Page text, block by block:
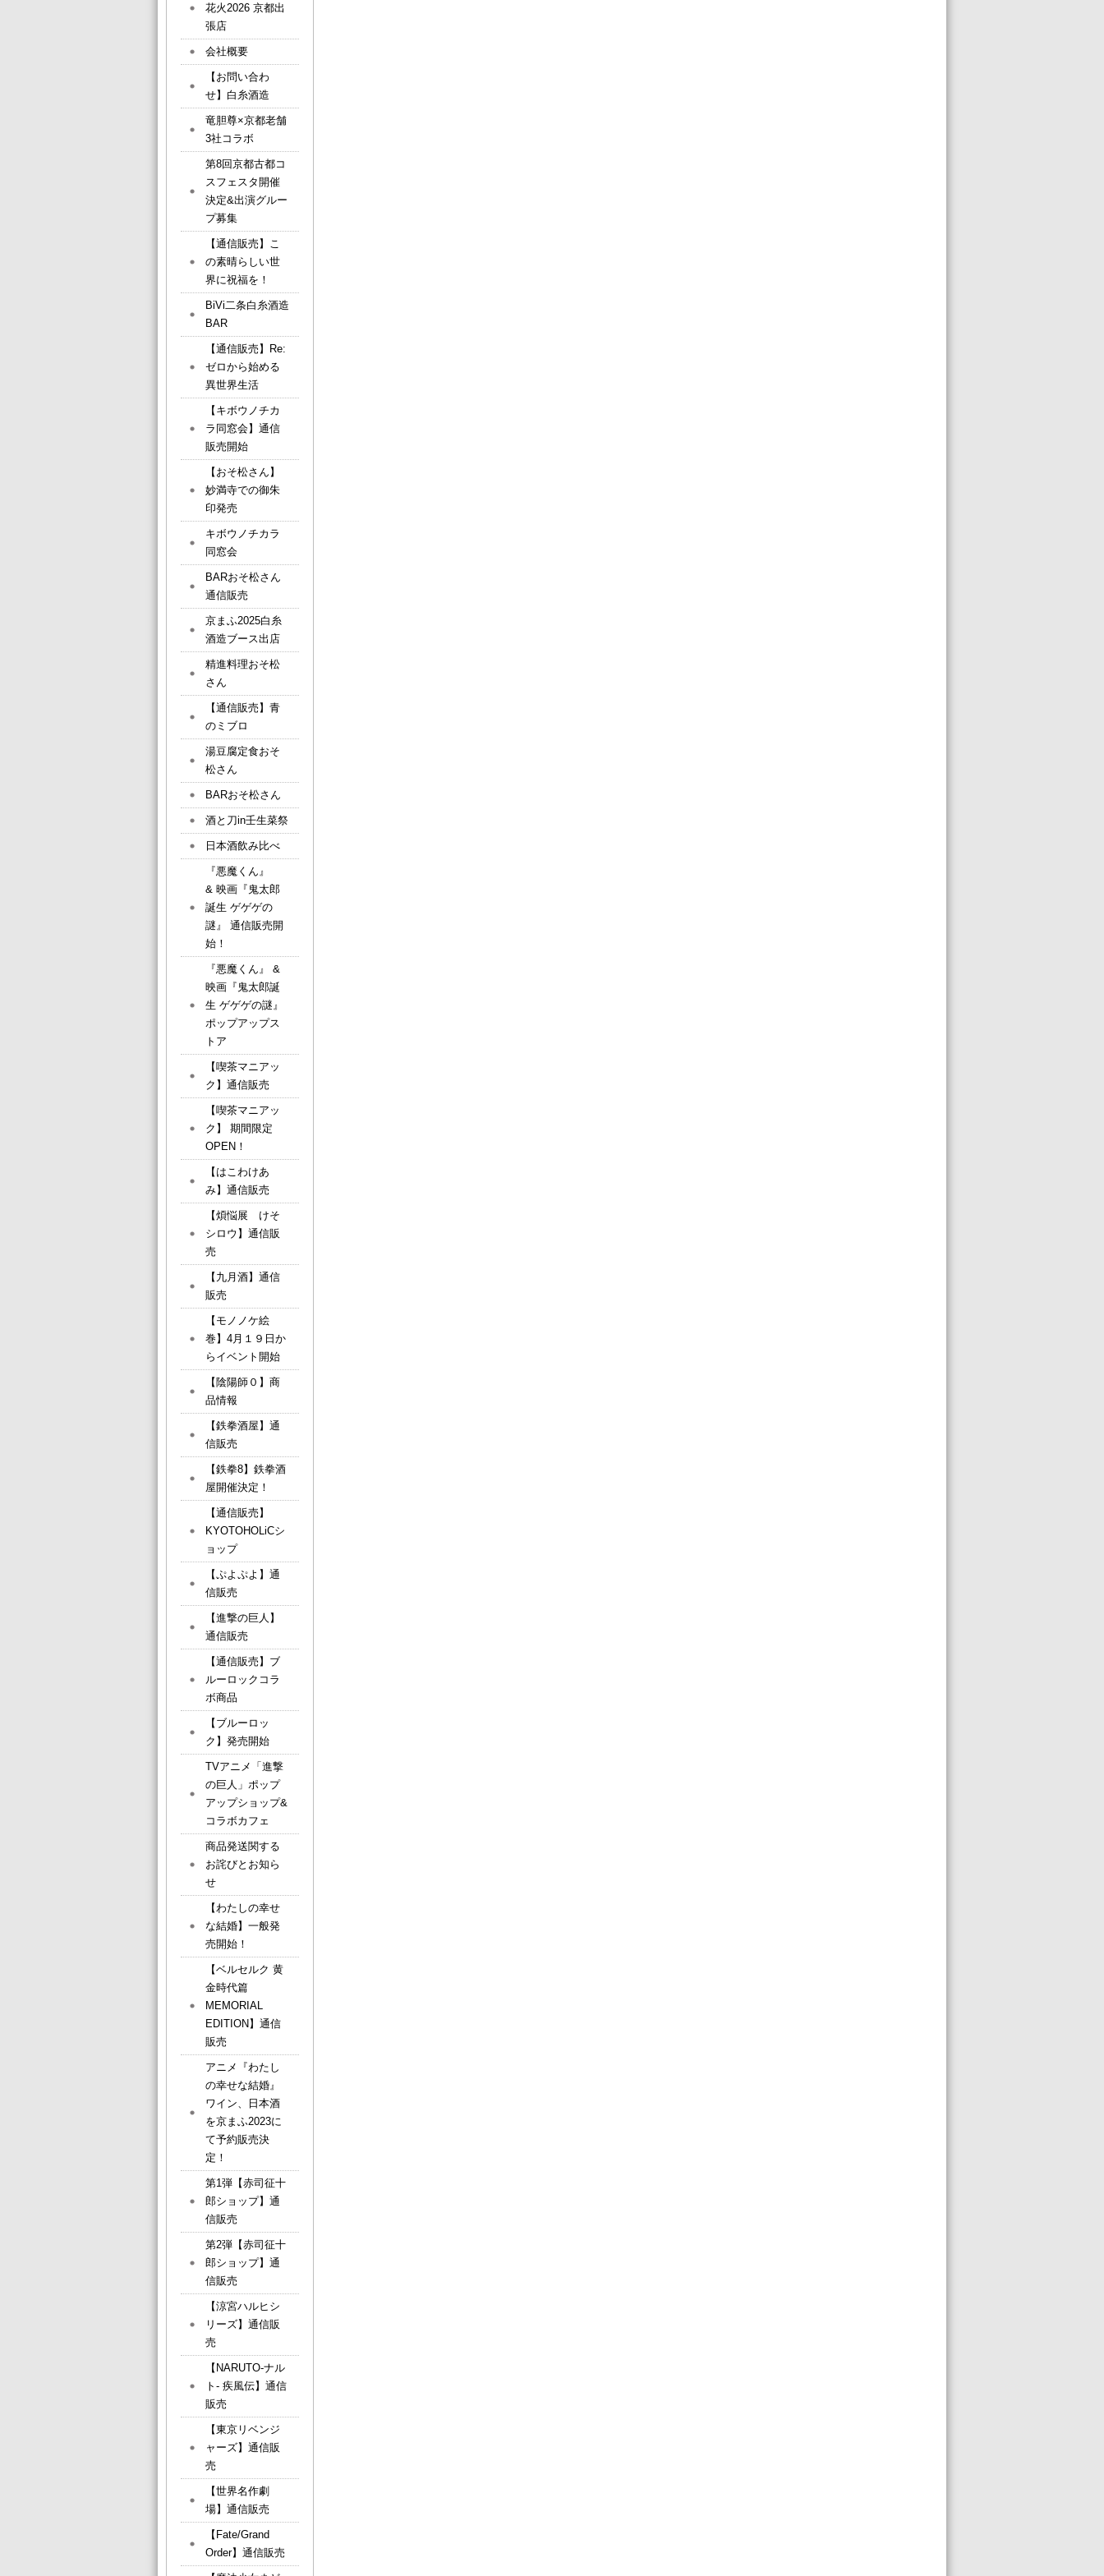
花火2026 京都出
張店
会社概要
【お問い合わ
せ】白糸酒造
竜胆尊×京都老舗
3社コラボ
第8回京都古都コ
スフェスタ開催
決定&出演グルー
プ募集
【通信販売】こ
の素晴らしい世
界に祝福を！
BiVi二条白糸酒造
BAR
【通信販売】Re:
ゼロから始める
異世界生活
【キボウノチカ
ラ同窓会】通信
販売開始
【おそ松さん】
妙満寺での御朱
印発売
キボウノチカラ
同窓会
BARおそ松さん
通信販売
京まふ2025白糸
酒造ブース出店
精進料理おそ松
さん
【通信販売】青
のミブロ
湯豆腐定食おそ
松さん
BARおそ松さん
酒と刀in壬生菜祭
日本酒飲み比べ
『悪魔くん』
& 映画『鬼太郎
誕生 ゲゲゲの
謎』 通信販売開
始！
『悪魔くん』 &
映画『鬼太郎誕
生 ゲゲゲの謎』
ポップアップス
トア
【喫茶マニアッ
ク】通信販売
【喫茶マニアッ
ク】 期間限定
OPEN！
【はこわけあ
み】通信販売
【煩悩展 けそ
シロウ】通信販
売
【九月酒】通信
販売
【モノノケ絵
巻】4月１９日か
らイベント開始
【陰陽師０】商
品情報
【鉄拳酒屋】通
信販売
【鉄拳8】鉄拳酒
屋開催決定！
【通信販売】
KYOTOHOLiCシ
ョップ
【ぷよぷよ】通
信販売
【進撃の巨人】
通信販売
【通信販売】ブ
ルーロックコラ
ボ商品
【ブルーロッ
ク】発売開始
TVアニメ「進撃
の巨人」ポップ
アップショップ&
コラボカフェ
商品発送関する
お詫びとお知ら
せ
【わたしの幸せ
な結婚】一般発
売開始！
【ベルセルク 黄
金時代篇
MEMORIAL
EDITION】通信
販売
アニメ『わたし
の幸せな結婚』
ワイン、日本酒
を京まふ2023に
て予約販売決
定！
第1弾【赤司征十
郎ショップ】通
信販売
第2弾【赤司征十
郎ショップ】通
信販売
【涼宮ハルヒシ
リーズ】通信販
売
【NARUTO-ナル
ト- 疾風伝】通信
販売
【東京リベンジ
ャーズ】通信販
売
【世界名作劇
場】通信販売
【Fate/Grand
Order】通信販売